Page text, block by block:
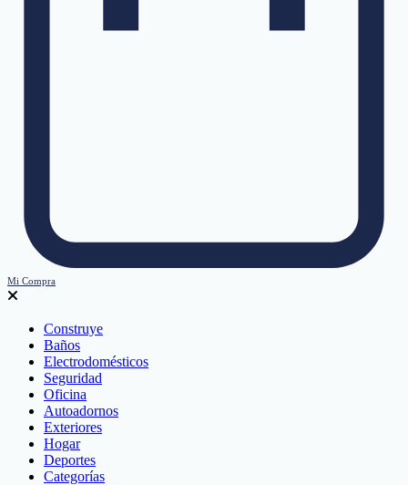
Mi Compra
Construye
Baños
Electrodomésticos
Seguridad
Oficina
Autoadornos
Exteriores
Hogar
Deportes
Categorías